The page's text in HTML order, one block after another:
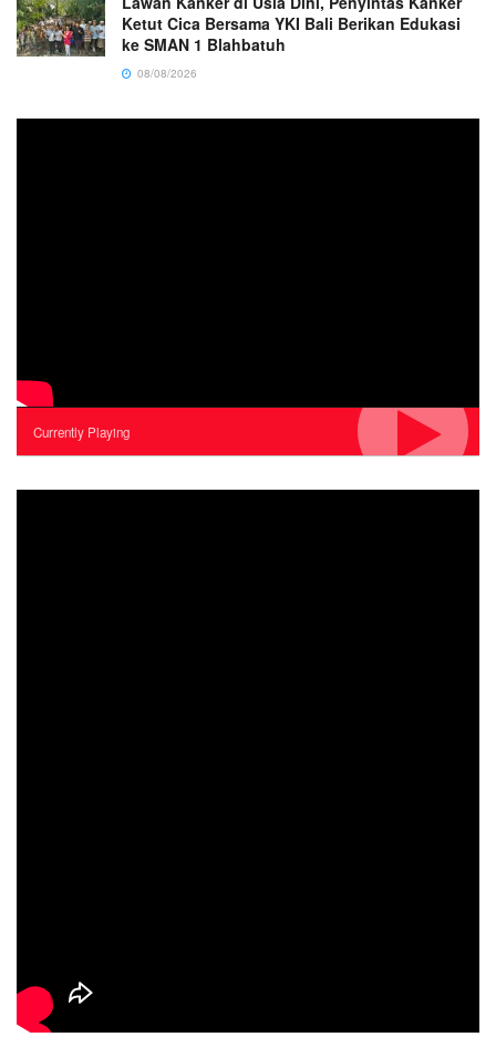
Ketut Cica Bersama YKI Bali Berikan Edukasi
ke SMAN 1 Blahbatuh
08/08/2026
Currently Playing